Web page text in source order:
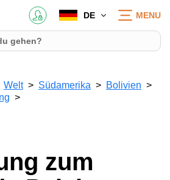
DE MENU
Welt Südamerika
Bolivien
zum